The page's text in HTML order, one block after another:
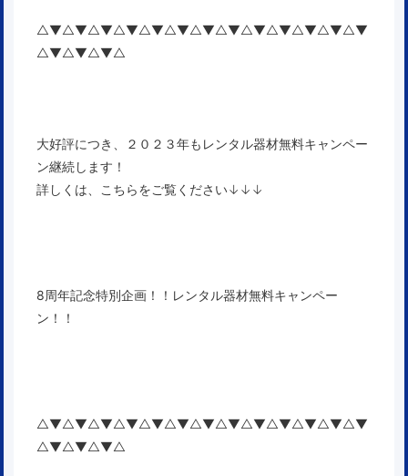
△▼△▼△▼△▼△▼△▼△▼△▼△▼△▼△▼△▼△▼
△▼△▼△▼△
大好評につき、２０２３年もレンタル器材無料キャンペー
ン継続します！
詳しくは、こちらをご覧ください↓↓↓
8周年記念特別企画！！レンタル器材無料キャンペー
ン！！
△▼△▼△▼△▼△▼△▼△▼△▼△▼△▼△▼△▼△▼
△▼△▼△▼△